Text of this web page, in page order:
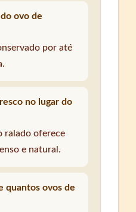
ovo de
por até
no lugar do
ralado oferece
e natural.
quantos ovos de